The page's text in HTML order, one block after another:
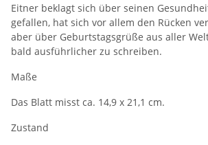
Eitner beklagt sich über seinen
gefallen, hat sich vor allem den Rücken
aber über Geburtstagsgrüße aus aller
bald ausführlicher zu schreiben.
Maße
Das Blatt misst ca. 14,9 x 21,1 cm.
Zustand